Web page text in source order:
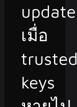
update
เมื่อ
keys